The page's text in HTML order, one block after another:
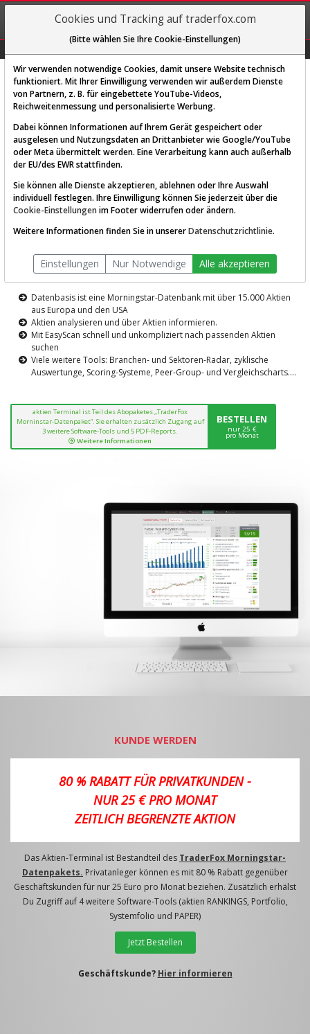
REGIS-
TRIEREN
Diese Funktion ist nur für
AKTIEN-TERMINAL
Die Aktienanalyse-Plattform von
TraderFox
Datenbasis ist eine Morningstar-Datenbank mit über 15.000 Aktien
aus Europa und den USA
Aktien analysieren und über Aktien informieren.
Mit EasyScan schnell und unkompliziert nach passenden Aktien
suchen
Viele weitere Tools: Branchen- und Sektoren-Radar, zyklische
Auswertunge, Scoring-Systeme, Peer-Group- und Vergleichscharts....
aktien Terminal ist Teil des Abopaketes „TraderFox
Morninstar-Datenpaket“. Sie erhalten zusätzlich Zugang auf
3 weitere Software-Tools und 5 PDF-Reports.
Weitere Informationen
BESTELLEN
nur 25 €
pro Monat
KUNDE WERDEN
80 % RABATT FÜR PRIVATKUNDEN -
NUR 25 € PRO MONAT
ZEITLICH BEGRENZTE AKTION
Das Aktien-Terminal ist Bestandteil des TraderFox Morningstar-
Datenpakets. Privatanleger können es mit 80 % Rabatt gegenüber
Geschäftskunden für nur 25 Euro pro Monat beziehen. Zusätzlich erhälst
Du Zugriff auf 4 weitere Software-Tools (aktien RANKINGS, Portfolio,
Systemfolio und PAPER)
Jetzt Bestellen
Geschäftskunde? Hier informieren
Cookies und Tracking auf traderfox.com
(Bitte wählen Sie Ihre Cookie-Einstellungen)
Wir verwenden notwendige Cookies, damit unsere Website technisch
funktioniert. Mit Ihrer Einwilligung verwenden wir außerdem Dienste
von Partnern, z. B. für eingebettete YouTube-Videos,
Reichweitenmessung und personalisierte Werbung.
Dabei können Informationen auf Ihrem Gerät gespeichert oder
ausgelesen und Nutzungsdaten an Drittanbieter wie Google/YouTube
oder Meta übermittelt werden. Eine Verarbeitung kann auch außerhalb
der EU/des EWR stattfinden.
Sie können alle Dienste akzeptieren, ablehnen oder Ihre Auswahl
individuell festlegen. Ihre Einwilligung können Sie jederzeit über die
Cookie-Einstellungen im Footer widerrufen oder ändern.
Weitere Informationen finden Sie in unsererDatenschutzrichtlinie.
Einstellungen Nur Notwendige Alle akzeptieren